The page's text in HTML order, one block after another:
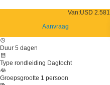
Van:USD 2.581
Aanvraag
Duur 5 dagen
Type rondleiding Dagtocht
Groepsgrootte 1 persoon